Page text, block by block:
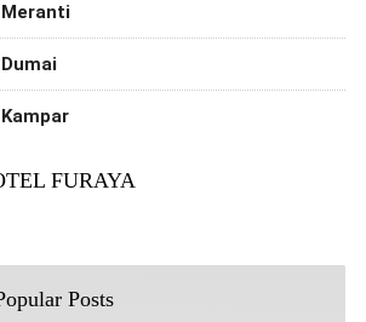
Meranti
Dumai
Kampar
FURAYA
Posts